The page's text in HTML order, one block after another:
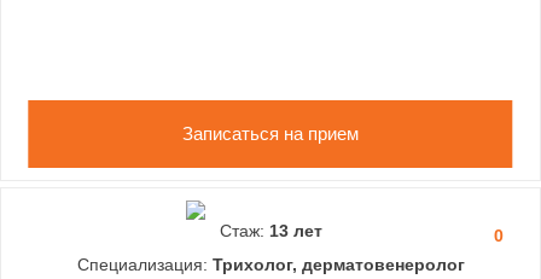
Записаться на прием
0
Стаж: 13 лет
Специализация: Трихолог, дерматовенеролог